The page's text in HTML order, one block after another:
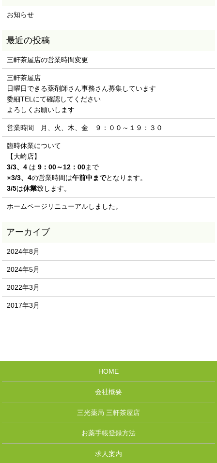
お知らせ
三軒茶屋店の営業時間変更
三軒茶屋店
日曜日できる薬剤師さん事務さん募集しています
委細TELにて確認してください
よろしくお願いします
営業時間 月、火、木、金 ９：００～１９：３０
臨時休業について
【大崎店】
3/3、4 は9：00～12：00まで
※3/3、4の営業時間は午前中までとなります。
3/5は休業致します。
ホームページリニューアルしました。
2024年8月
2024年5月
2022年3月
2017年3月
HOME
会社概要
三光薬局 三軒茶屋店
お薬手帳登録方法
求人案内